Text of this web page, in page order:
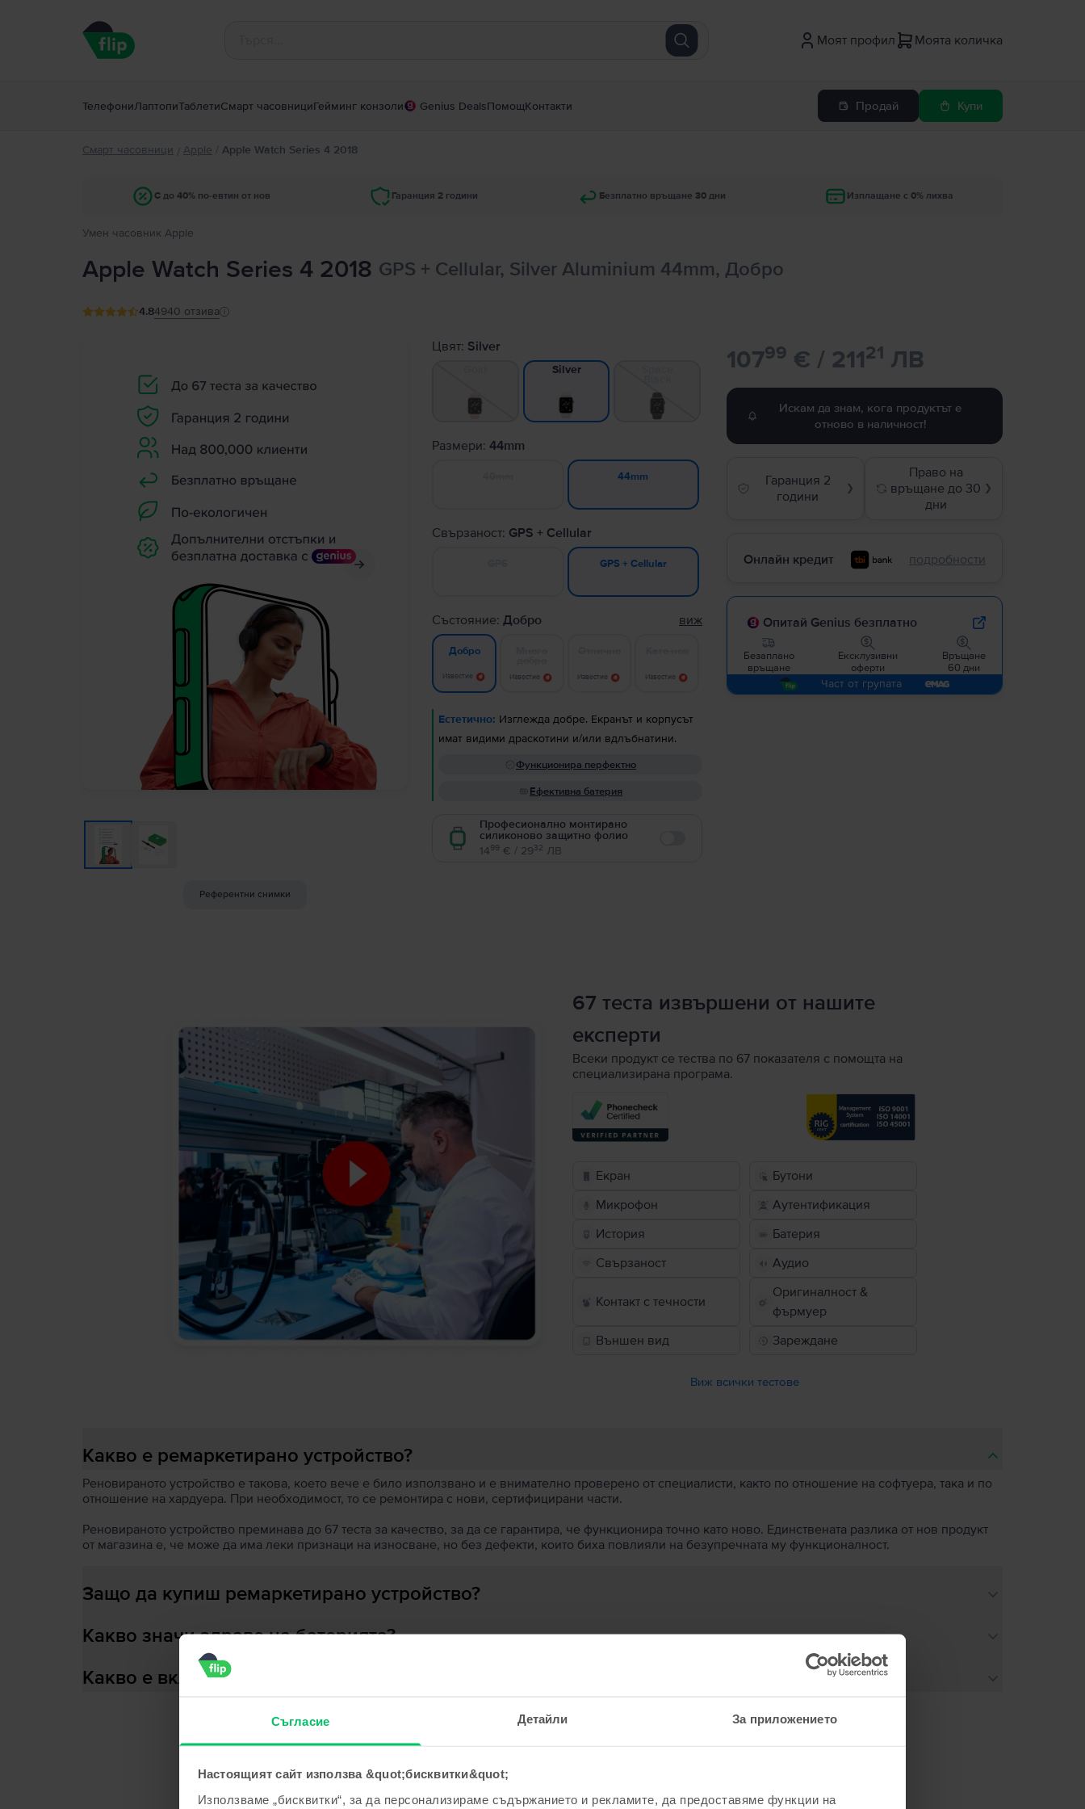
Съгласие Детайли За приложението
Настоящият сайт използва &quot;бисквитки&quot;
Използваме „бисквитки“, за да персонализираме съдържанието и рекламите, да предоставяме функции на
Моят профил Моята количка
ТелефониЛаптопиТаблетиСмарт часовнициГейминг конзоли Genius DealsПомощКонтакти Продай Купи
Смарт часовници / Apple / Apple Watch Series 4 2018
С до 40% по-евтин от нов Гаранция 2 години Безплатно връщане 30 дни Изплащане с 0% лихва
Умен часовник Apple
Apple Watch Series 4 2018 GPS + Cellular, Silver Aluminium 44mm, Добро
4.84940 отзива
Референтни снимки
Цвят: Silver
Silver
Размери:44mm
44mm
Свързаност: GPS + Cellular
GPS + Cellular
Състояние:Добро виж
Добро
Известие Известие Известие Известие
Естетично: Изглежда добре. Екранът и корпусът
имат видими драскотини и/или вдлъбнатини.
Функционира перфектно
Ефективна батерия
Професионално монтирано
силиконово защитно фолио
1499 € / 2932 ЛВ
10799 € / 21121 ЛВ
Искам да знам, кога продуктът е
отново в наличност!
Гаранция 2
години
❯
Право на
връщане до 30
дни
❯
Онлайн кредит подробности
Опитай Genius безплатно
Безаплано
връщане
Ексклузивни
оферти
Връщане
60 дни
Част от групата
67 теста извършени от нашите
експерти
Всеки продукт се тества по 67 показателя с помощта на
специализирана програма.
Екран
Бутони
Микрофон
Аутентификация
История
Батерия
Свързаност
Аудио
Контакт с течности
Оригиналност &
фърмуер
Външен вид
Зареждане
Виж всички тестове
Какво е ремаркетирано устройство?
Реновираното устройство е такова, което вече е било използвано и е внимателно проверено от специалисти, както по отношение на софтуера, така и по
отношение на хардуера. При необходимост, то се ремонтира с нови, сертифицирани части.
Реновираното устройство преминава до 67 теста за качество, за да се гарантира, че функционира точно като ново. Единствената разлика от нов продукт
от магазина е, че може да има леки признаци на износване, но без дефекти, които биха повлияли на безупречната му функционалност.
Защо да купиш ремаркетирано устройство?
Какво значи здраве на батерията?
Какво е включено в кутията?
Сходни продукти с твоето търсене